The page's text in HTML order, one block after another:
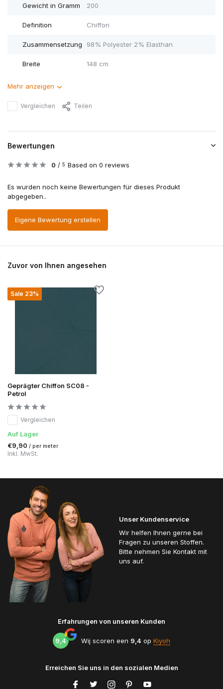
Gewicht in Gramm 200
Definition Chiffon
Zusammensetzung 98% Polyester 2% Elasthan
Breite 148 cm
Mehr anzeigen
Vergleichen Teilen
Bewertungen
0 / 5 Based on 0 reviews
Es wurden noch keine Bewertungen für dieses Produkt
abgegeben..
Eigene Bewertung erstellen
Zuvor von Ihnen angesehen
Sale 23%
Geprägter Chiffon SC08 -
Petrol
Vergleichen
Auf Lager
€9,90 / per meter
Inkl. MwSt.
Unser Kundenservice
Wir helfen Ihnen gerne bei
Fragen zu unseren Stoffen.
Bitte nehmen Sie Kontakt mit
uns auf.
Erfahrungen von unseren Kunden
9,4 Wij scoren een 9,4 op Kiyoh
Erreichen Sie uns in den sozialen Medien